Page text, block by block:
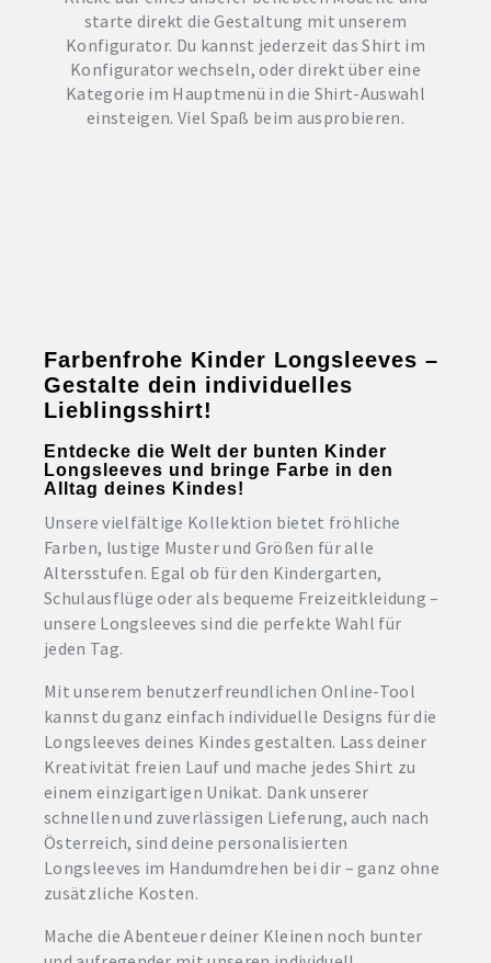
PRINT ON DEMAND
TEAMBUILDING
GROSSBESTELLUNG
starte direkt die Gestaltung mit unserem
Konfigurator. Du kannst jederzeit das Shirt im
Konfigurator wechseln, oder direkt über eine
Kategorie im Hauptmenü in die Shirt-Auswahl
einsteigen. Viel Spaß beim ausprobieren.
Farbenfrohe Kinder Longsleeves –
Gestalte dein individuelles
Lieblingsshirt!
Entdecke die Welt der bunten Kinder
Longsleeves und bringe Farbe in den
Alltag deines Kindes!
Unsere vielfältige Kollektion bietet fröhliche
Farben, lustige Muster und Größen für alle
Altersstufen. Egal ob für den Kindergarten,
Schulausflüge oder als bequeme Freizeitkleidung –
unsere Longsleeves sind die perfekte Wahl für
jeden Tag.
Mit unserem benutzerfreundlichen Online-Tool
kannst du ganz einfach individuelle Designs für die
Longsleeves deines Kindes gestalten. Lass deiner
Kreativität freien Lauf und mache jedes Shirt zu
einem einzigartigen Unikat. Dank unserer
schnellen und zuverlässigen Lieferung, auch nach
Österreich, sind deine personalisierten
Longsleeves im Handumdrehen bei dir – ganz ohne
zusätzliche Kosten.
Mache die Abenteuer deiner Kleinen noch bunter